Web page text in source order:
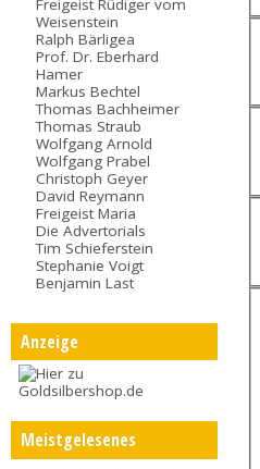
Freigeist Rüdiger vom
Weisenstein
Ralph Bärligea
Prof. Dr. Eberhard
Hamer
Markus Bechtel
Thomas Bachheimer
Thomas Straub
Wolfgang Arnold
Wolfgang Prabel
Christoph Geyer
David Reymann
Freigeist Maria
Die Advertorials
Tim Schieferstein
Stephanie Voigt
Benjamin Last
Anzeige
Meistgelesenes